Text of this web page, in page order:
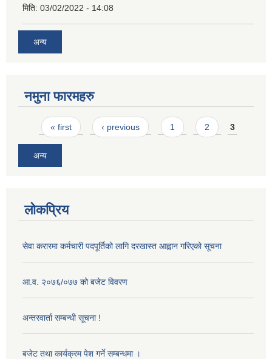
मिति: 03/02/2022 - 14:08
अन्य
नमुना फारमहरु
Pages
« first ‹ previous 1 2 3
अन्य
लोकप्रिय
सेवा करारमा कर्मचारी पदपूर्तिको लागि दरखास्त आह्वान गरिएको सूचना
आ‍.व. २०७६/०७७ को बजेट विवरण
अन्तरवार्ता सम्बन्धी सूचना !
बजेट तथा कार्यक्रम पेश गर्ने सम्बन्धमा ।